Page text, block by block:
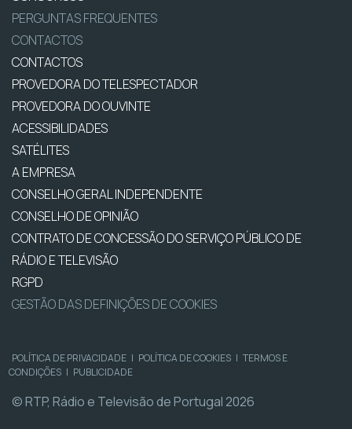
PERGUNTAS FREQUENTES
CONTACTOS
CONTACTOS
PROVEDORA DO TELESPECTADOR
PROVEDORA DO OUVINTE
ACESSIBILIDADES
SATÉLITES
A EMPRESA
CONSELHO GERAL INDEPENDENTE
CONSELHO DE OPINIÃO
CONTRATO DE CONCESSÃO DO SERVIÇO PÚBLICO DE
RÁDIO E TELEVISÃO
RGPD
GESTÃO DAS DEFINIÇÕES DE COOKIES
POLÍTICA DE PRIVACIDADE | POLÍTICA DE COOKIES | TERMOS E
CONDIÇÕES | PUBLICIDADE
© RTP, Rádio e Televisão de Portugal 2026